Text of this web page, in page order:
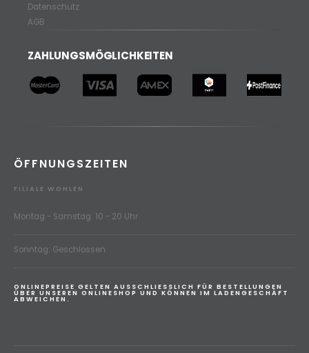
Datenschutz
AGB
ZAHLUNGSMÖGLICHKEITEN
ÖFFNUNGSZEITEN
FILIALE WOHLEN
Montag - Samstag: 10 - 20 Uhr
Sonntag: Geschlossen
ONLINEPREISE GELTEN AUSSCHLIESSLICH FÜR BESTELLUNGEN
ÜBER UNSEREN ONLINESHOP UND KÖNNEN IM LADENGESCHÄFT
ABWEICHEN.